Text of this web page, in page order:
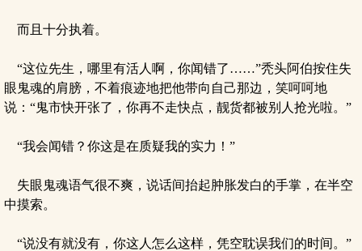
而且十分执着。
“这位先生，哪里有活人啊，你闻错了……”秃头阿伯按住失
眼鬼魂的肩膀，不着痕迹地把他带向自己那边，笑呵呵地
说：“鬼市快开张了，你再不走快点，靓货都被别人抢光啦。”
“我会闻错？你这是在质疑我的实力！”
失眼鬼魂语气很不爽，说话间抬起肿胀发白的手掌，在半空
中摸索。
“说没有就没有，你这人怎么这样，凭空耽误我们的时间。”